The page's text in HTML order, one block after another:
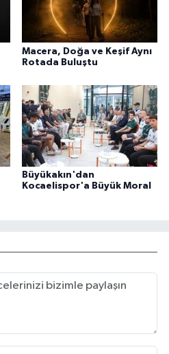
Macera, Doğa ve Keşif Aynı
Rotada Buluştu
Büyükakın'dan
Kocaelispor'a Büyük Moral